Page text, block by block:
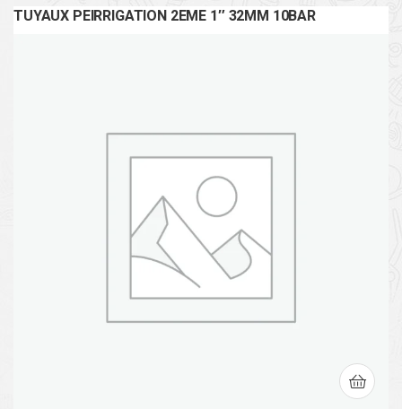
TUYAUX PEIRRIGATION 2EME 1″ 32MM 10BAR